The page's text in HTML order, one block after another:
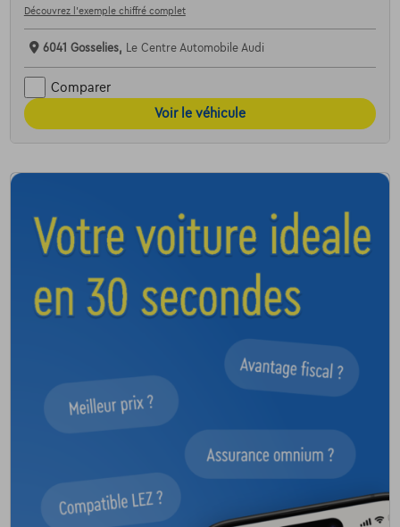
Découvrez l’exemple chiffré complet
6041 Gosselies, Le Centre Automobile Audi
Comparer
Voir le véhicule